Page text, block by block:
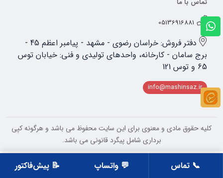
تماس با ما
05136916881
دفتر فروش: خراسان رضوی - مشهد - پیامبر اعظم 45 -
برج سامان - کارخانه، واحدهای تولیدی و فنی: خیابان توس
65 و توس 121
info@mashinsaz.ir
کلیه حقوق مادی و معنوی برای این سایت محفوظ می باشد و هرگونه کپی
برداری شامل پیگرد قانونی می باشد.
📞 تماس 💬 واتساپ 📝 پیش‌فاکتور